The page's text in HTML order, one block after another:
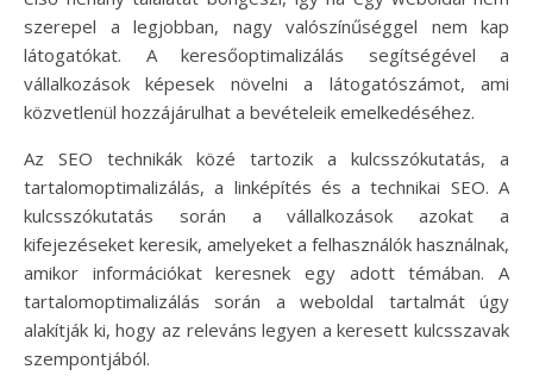
szerepel a legjobban, nagy valószínűséggel nem kap
látogatókat. A keresőoptimalizálás segítségével a
vállalkozások képesek növelni a látogatószámot, ami
közvetlenül hozzájárulhat a bevételeik emelkedéséhez.
Az SEO technikák közé tartozik a kulcsszókutatás, a
tartalomoptimalizálás, a linképítés és a technikai SEO. A
kulcsszókutatás során a vállalkozások azokat a
kifejezéseket keresik, amelyeket a felhasználók használnak,
amikor információkat keresnek egy adott témában. A
tartalomoptimalizálás során a weboldal tartalmát úgy
alakítják ki, hogy az releváns legyen a keresett kulcsszavak
szempontjából.